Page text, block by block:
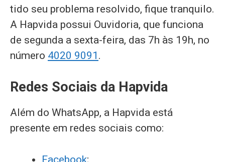
tido seu problema resolvido, fique tranquilo.
A Hapvida possui Ouvidoria, que funciona
de segunda a sexta-feira, das 7h às 19h, no
número 4020 9091 .
Redes Sociais da Hapvida
Além do WhatsApp, a Hapvida está
presente em redes sociais como:
Facebook;